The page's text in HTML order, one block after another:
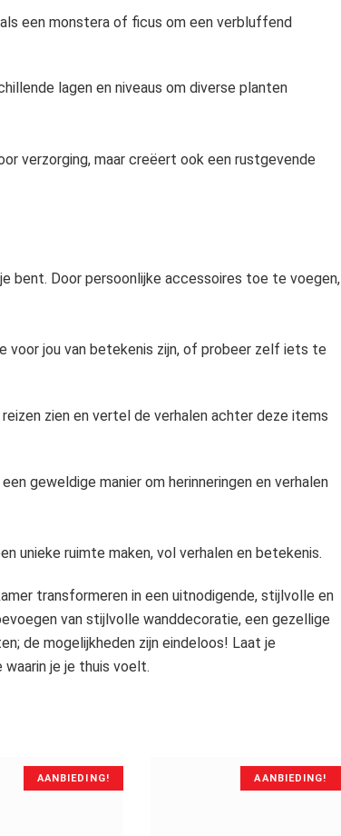
een monstera of ficus om een verbluffend
lagen en niveaus om diverse planten
verzorging, maar creëert ook een rustgevende
bent. Door persoonlijke accessoires toe te voegen,
voor jou van betekenis zijn, of probeer zelf iets te
zien en vertel de verhalen achter deze items
geweldige manier om herinneringen en verhalen
unieke ruimte maken, vol verhalen en betekenis.
transformeren in een uitnodigende, stijlvolle en
van stijlvolle wanddecoratie, een gezellige
de mogelijkheden zijn eindeloos! Laat je
je je thuis voelt.
AANBIEDING! AANBIEDING!